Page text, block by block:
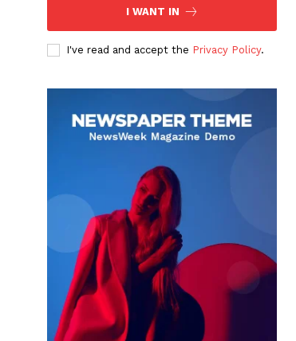
I WANT IN
I've read and accept the Privacy Policy.